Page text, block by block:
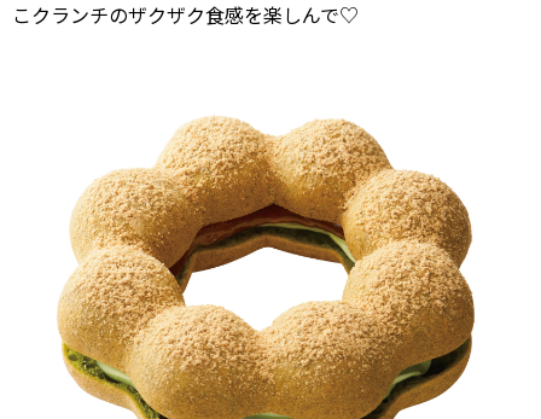
こクランチのザクザク食感を楽しんで♡